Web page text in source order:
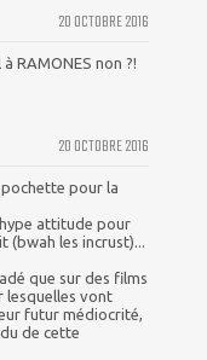
20 OCTOBRE 2016
RAMONES non ?!
20 OCTOBRE 2016
pour la
attitude pour
les incrust)...
que sur des films
lesquelles vont
futur médiocrité,
de cette